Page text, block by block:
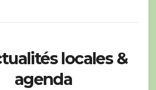
locales &
agenda